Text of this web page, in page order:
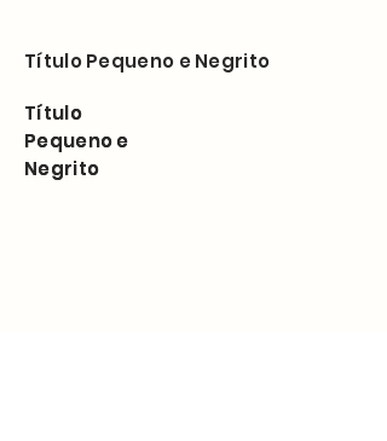
Título Pequeno e Negrito
Título
Pequeno e
Negrito
Título
Pequeno e
Negrito